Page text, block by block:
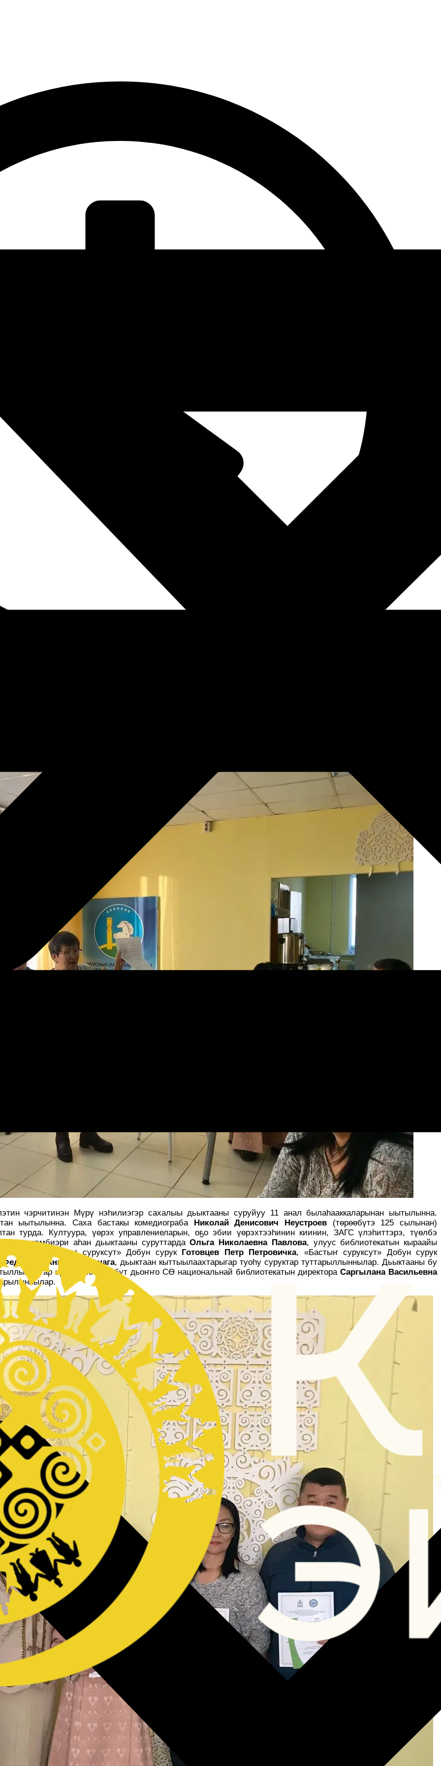
чэрчитинэн Мүрү нэһилиэгэр сахалыы дьыктааны суруйуу 11 анал былаһааккаларынан ыытылынна.
ыытылынна. Саха бастакы комедиограба Николай Денисович Неустроев (төрөөбүтэ 125 сылынан)
турда. Култуура, үөрэх управлениеларын, оҕо эбии үөрэхтээһинин киинин, ЗАГС үлэһиттэрэ, түөлбэ
Анал кэмбиэри аһан дьыктааны суруттардаОльга Николаевна Павлова, улуус библиотекатын кыраайы
бастыҥ суруксут» Добун сурук Готовцев Петр Петровичка, «Бастыҥ суруксут» Добун сурук
Федорова Анна Егоровнага, дьыктаан кыттыылаахтарыгар туоһу суруктар туттарыллыннылар. Дьыктааны бу
күүс-көмө буолбут дьоҥҥо СӨ национальнай библиотекатын директораСаргылана Васильевна